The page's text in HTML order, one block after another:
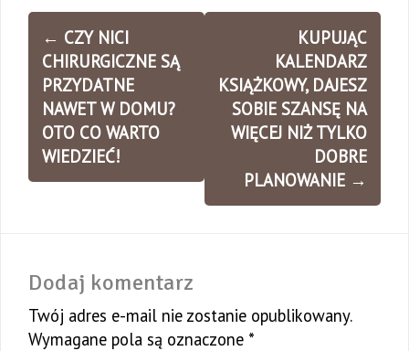
Zobacz
wpisy
← CZY NICI
CHIRURGICZNE SĄ
PRZYDATNE
NAWET W DOMU?
OTO CO WARTO
WIEDZIEĆ!
KUPUJĄC
KALENDARZ
KSIĄŻKOWY, DAJESZ
SOBIE SZANSĘ NA
WIĘCEJ NIŻ TYLKO
DOBRE
PLANOWANIE →
Dodaj komentarz
Twój adres e-mail nie zostanie opublikowany.
Wymagane pola są oznaczone *